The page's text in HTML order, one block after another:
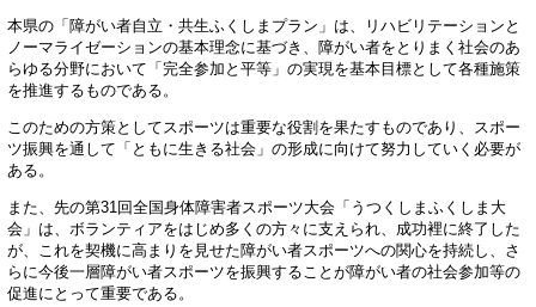
本県の「障がい者自立・共生ふくしまプラン」は、リハビリテーションと
ノーマライゼーションの基本理念に基づき、障がい者をとりまく社会のあ
らゆる分野において「完全参加と平等」の実現を基本目標として各種施策
を推進するものである。
このための方策としてスポーツは重要な役割を果たすものであり、スポー
ツ振興を通して「ともに生きる社会」の形成に向けて努力していく必要が
ある。
また、先の第31回全国身体障害者スポーツ大会「うつくしまふくしま大
会」は、ボランティアをはじめ多くの方々に支えられ、成功裡に終了した
が、これを契機に高まりを見せた障がい者スポーツへの関心を持続し、さ
らに今後一層障がい者スポーツを振興することが障がい者の社会参加等の
促進にとって重要である。